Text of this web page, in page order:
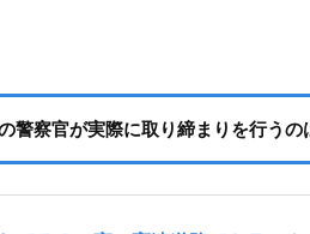
察官が実際に取り締まりを行うの